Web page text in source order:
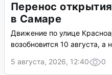
Перенос
в Самаре
Движение по улице
возобновится 10 августа, а
5 августа, 2026, 12:40
0